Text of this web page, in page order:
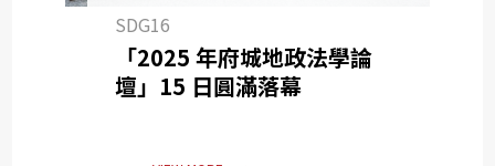
SDG16
「2025 年府城地政法學論
壇」15 日圓滿落幕